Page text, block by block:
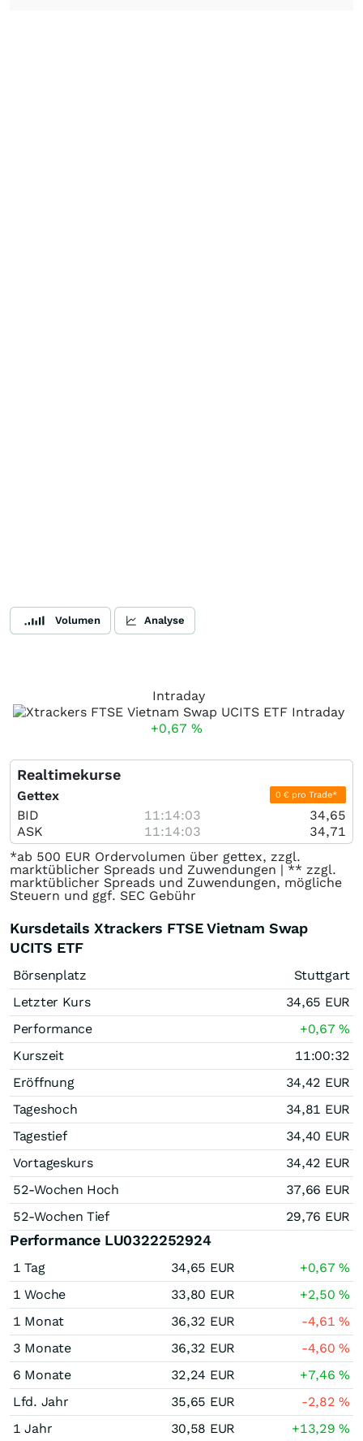
Volumen Analyse
Intraday
+0,67 %
Realtimekurse
Gettex 0 € pro Trade*
BID 11:14:03
34,65
ASK
11:14:03
34,71
*ab 500 EUR Ordervolumen über gettex, zzgl.
marktüblicher Spreads und Zuwendungen | ** zzgl.
marktüblicher Spreads und Zuwendungen, mögliche
Steuern und ggf. SEC Gebühr
Kursdetails Xtrackers FTSE Vietnam Swap
UCITS ETF
Börsenplatz
Stuttgart
Letzter Kurs
34,65 EUR
Performance
+0,67%
Kurszeit
11:00:32
Eröffnung
34,42 EUR
Tageshoch
34,81 EUR
Tagestief
34,40 EUR
Vortageskurs
34,42 EUR
52-Wochen Hoch
37,66 EUR
52-Wochen Tief
29,76 EUR
Performance LU0322252924
1 Tag 34,65 EUR +0,67%
1 Woche
33,80 EUR +2,50%
1 Monat
36,32 EUR -4,61%
3 Monate
36,32 EUR -4,60%
6 Monate
32,24 EUR +7,46%
Lfd. Jahr
35,65 EUR -2,82%
1 Jahr
30,58 EUR +13,29%